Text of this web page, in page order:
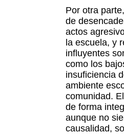
Por otra
de
actos
la escuela, y
influyentes
como los
insuficiencia
ambiente
comunidad.
de forma
aunque no
causalidad,